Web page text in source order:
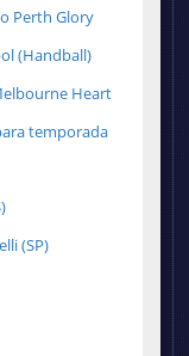
Perth Glory
(Handball)
Heart
temporada
(SP)